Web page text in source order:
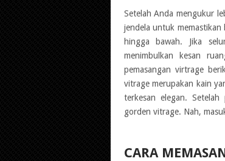
Setelah Anda mengukur
jendela untuk
hingga bawah. Jika
menimbulkan kesan
pemasangan virtrage
vitrage merupakan kain
terkesan elegan.
gorden vitrage. Nah,
CARA